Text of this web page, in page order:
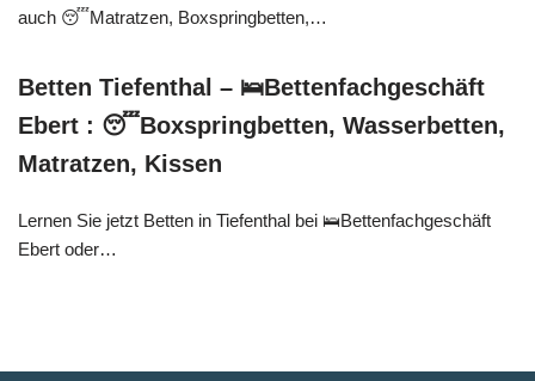
auch 😴Matratzen, Boxspringbetten,…
Betten Tiefenthal – 🛌Bettenfachgeschäft
Ebert : 😴Boxspringbetten, Wasserbetten,
Matratzen, Kissen
Lernen Sie jetzt Betten in Tiefenthal bei 🛌Bettenfachgeschäft
Ebert oder…